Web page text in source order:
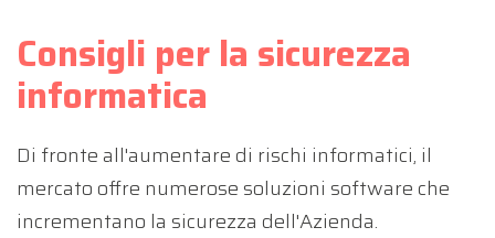
Consigli per la sicurezza
informatica
Di fronte all'aumentare di rischi informatici, il
mercato offre numerose soluzioni software che
incrementano la sicurezza dell'Azienda.